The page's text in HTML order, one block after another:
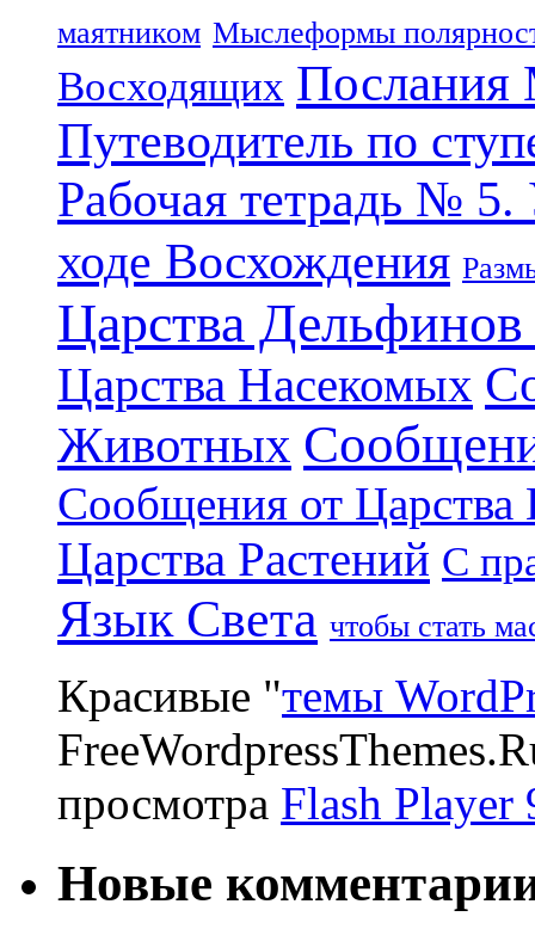
маятником Мыслеформы
Восходящих Послания
Путеводитель по
Рабочая тетрадь №
ходе Восхождения
Царства
Царства Насекомых
Животных
Сообщения от Царства
Царства Растений С
Язык Света чтобы стать
Красивые "темы
просмотра Flash Player
Новые